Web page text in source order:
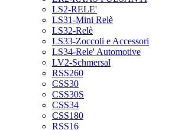
LS2-RELE'
LS31-Mini Relè
LS32-Relè
LS33-Zoccoli e Accessori
LS34-Rele' Automotive
LV2-Schmersal
RSS260
CSS30
CSS30S
CSS34
CSS180
RSS16